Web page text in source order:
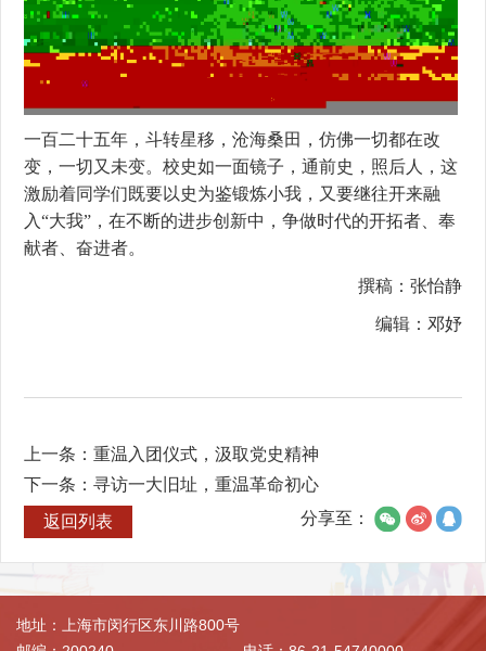
一百二十五年，斗转星移，沧海桑田，仿佛一切都在改
变，一切又未变。校史如一面镜子，通前史，照后人，这
激励着同学们既要以史为鉴锻炼小我，又要继往开来融
入“大我”，在不断的进步创新中，争做时代的开拓者、奉
献者、奋进者。
撰稿：张怡静
编辑：邓妤
上一条： 重温入团仪式，汲取党史精神
下一条： 寻访一大旧址，重温革命初心
分享至：
返回列表
地址：上海市闵行区东川路800号